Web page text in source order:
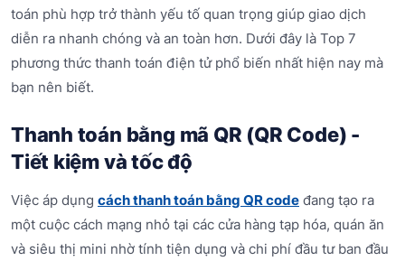
toán phù hợp trở thành yếu tố quan trọng giúp giao dịch
diễn ra nhanh chóng và an toàn hơn. Dưới đây là Top 7
phương thức thanh toán điện tử phổ biến nhất hiện nay mà
bạn nên biết.
Thanh toán bằng mã QR (QR Code) -
Tiết kiệm và tốc độ
Việc áp dụng cách thanh toán bằng QR code đang tạo ra
một cuộc cách mạng nhỏ tại các cửa hàng tạp hóa, quán ăn
và siêu thị mini nhờ tính tiện dụng và chi phí đầu tư ban đầu